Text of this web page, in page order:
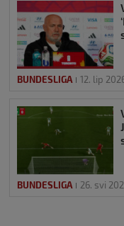
BUNDESLIGA 12. lip
BUNDESLIGA 26. svi